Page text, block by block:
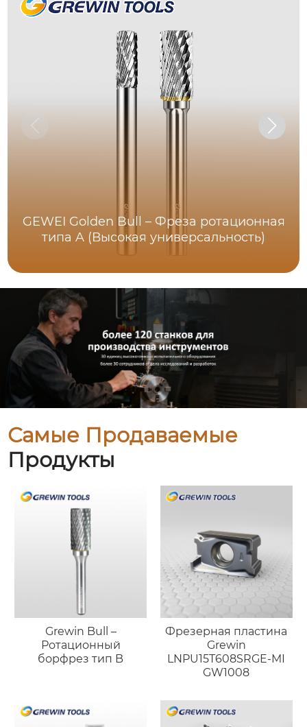
GEWEI Golden Bull – Фреза ротационная
типа A (Высокая универсальность)
Самые Продаваемые
Продукты
Grewin Bull –
Ротационный
борфрез тип B
Фрезерная пластина
Grewin
LNPU15T608SRGE-MI
GW1008